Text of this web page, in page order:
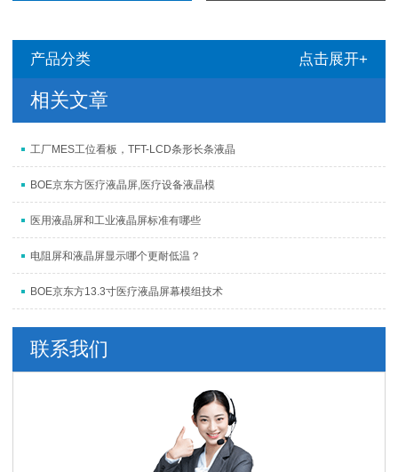
产品分类 点击展开+
相关文章
工厂MES工位看板，TFT-LCD条形长条液晶
BOE京东方医疗液晶屏,医疗设备液晶模
医用液晶屏和工业液晶屏标准有哪些
电阻屏和液晶屏显示哪个更耐低温？
BOE京东方13.3寸医疗液晶屏幕模组技术
联系我们